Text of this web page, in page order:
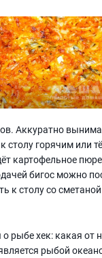
Аккуратно
столу горячим или
картофельное
бигос можно
к столу со
рыбе хек: какая от
рыбой